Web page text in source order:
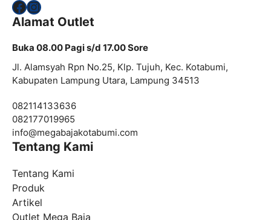
Facebook
Instagram
Alamat Outlet
Buka 08.00 Pagi s/d 17.00 Sore
Jl. Alamsyah Rpn No.25, Klp. Tujuh, Kec. Kotabumi,
Kabupaten Lampung Utara, Lampung 34513
082114133636
082177019965
info@megabajakotabumi.com
Tentang Kami
Tentang Kami
Produk
Artikel
Outlet Mega Baja